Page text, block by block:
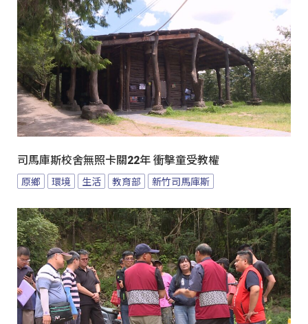
司馬庫斯校舍無照卡關22年 衝擊童受教權
原鄉 環境 生活 教育部 新竹司馬庫斯